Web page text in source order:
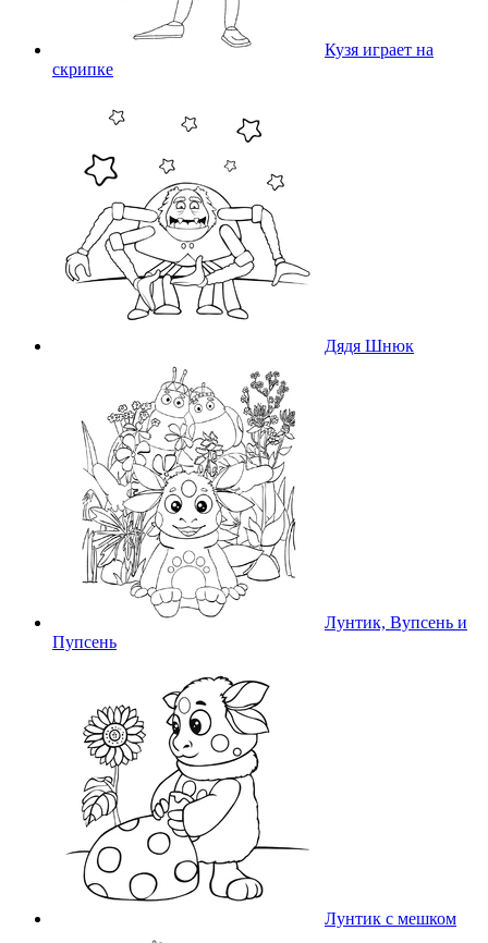
Кузя играет на
скрипке
Дядя Шнюк
Лунтик, Вупсень и
Пупсень
Лунтик с мешком